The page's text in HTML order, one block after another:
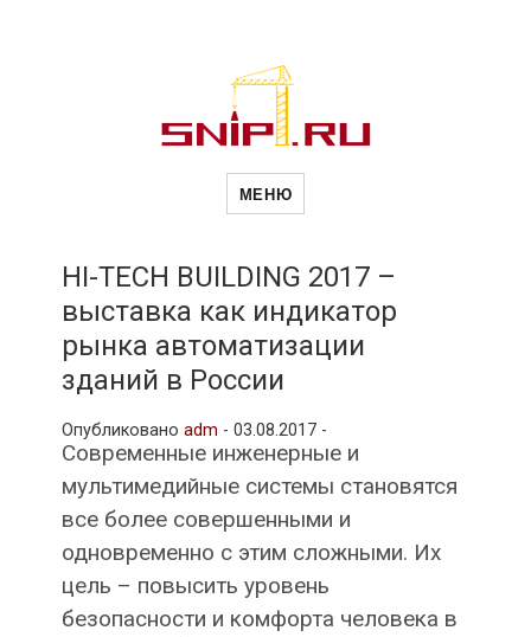
Новости
и
другие связанные со стройкой
рубрики
МЕНЮ
HI-TECH BUILDING 2017 –
выставка как индикатор
рынка автоматизации
зданий в России
Опубликовано adm - 03.08.2017 -
Современные инженерные и
мультимедийные системы становятся
все более совершенными и
одновременно с этим сложными. Их
цель – повысить уровень
безопасности и комфорта человека в